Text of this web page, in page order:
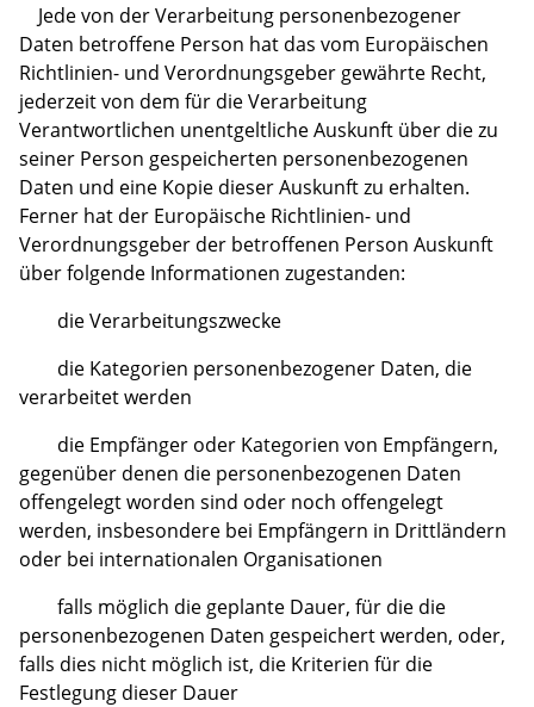
Jede von der Verarbeitung personenbezogener
Daten betroffene Person hat das vom Europäischen
Richtlinien- und Verordnungsgeber gewährte Recht,
jederzeit von dem für die Verarbeitung
Verantwortlichen unentgeltliche Auskunft über die zu
seiner Person gespeicherten personenbezogenen
Daten und eine Kopie dieser Auskunft zu erhalten.
Ferner hat der Europäische Richtlinien- und
Verordnungsgeber der betroffenen Person Auskunft
über folgende Informationen zugestanden:
die Verarbeitungszwecke
die Kategorien personenbezogener Daten, die
verarbeitet werden
die Empfänger oder Kategorien von Empfängern,
gegenüber denen die personenbezogenen Daten
offengelegt worden sind oder noch offengelegt
werden, insbesondere bei Empfängern in Drittländern
oder bei internationalen Organisationen
falls möglich die geplante Dauer, für die die
personenbezogenen Daten gespeichert werden, oder,
falls dies nicht möglich ist, die Kriterien für die
Festlegung dieser Dauer